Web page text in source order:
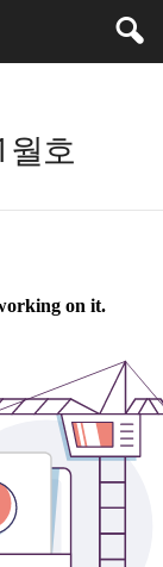
호